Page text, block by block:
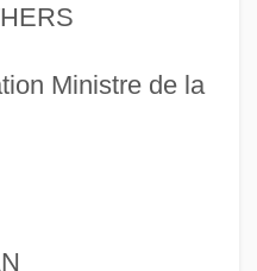
Ministre de la